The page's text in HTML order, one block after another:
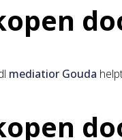
mediatior Gouda